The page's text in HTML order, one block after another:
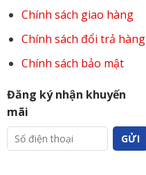
Chính sách giao hàng
Chính sách đổi trả hàng
Chính sách bảo mật
Đăng ký nhận khuyến
mãi